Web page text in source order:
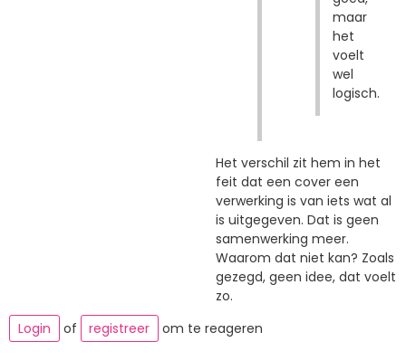
maar
het
voelt
wel
logisch.
Het verschil zit hem in het
feit dat een cover een
verwerking is van iets wat al
is uitgegeven. Dat is geen
samenwerking meer.
Waarom dat niet kan? Zoals
gezegd, geen idee, dat voelt
zo.
Login
of registreer om te reageren